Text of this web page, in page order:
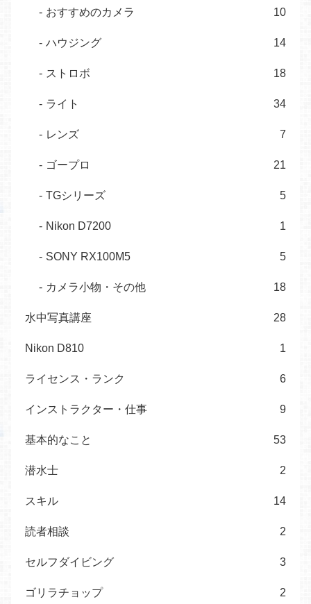
おすすめのカメラ 10
ハウジング 14
ストロボ 18
ライト 34
レンズ 7
ゴープロ 21
TGシリーズ 5
Nikon D7200 1
SONY RX100M5 5
カメラ小物・その他 18
水中写真講座 28
Nikon D810 1
ライセンス・ランク 6
インストラクター・仕事 9
基本的なこと 53
潜水士 2
スキル 14
読者相談 2
セルフダイビング 3
ゴリラチョップ 2